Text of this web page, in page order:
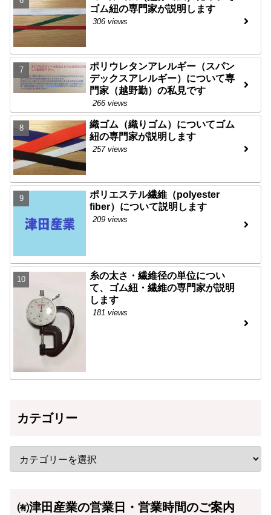
ゴム紐の専門家が説明します
306 views
ポリウレタンアレルギー（スパン
デックスアレルギー）について専
門家（越野勤）の私見です
266 views
織ゴム（織りゴム）についてゴム
紐の専門家が説明します
257 views
ポリエステル繊維（polyester
fiber）について説明します
209 views
糸の太さ・繊維径の単位につい
て、ゴム紐・繊維の専門家が説明
します
181 views
カテゴリー
㈲津田産業の営業日・営業時間のご案内